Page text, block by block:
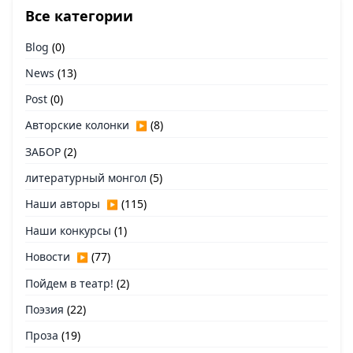
Все категории
Blog (0)
News (13)
Post (0)
Авторские колонки ▶ (8)
ЗАБОР (2)
литературный монгол (5)
Наши авторы ▶ (115)
Наши конкурсы (1)
Новости ▶ (77)
Пойдем в театр! (2)
Поэзия (22)
Проза (19)